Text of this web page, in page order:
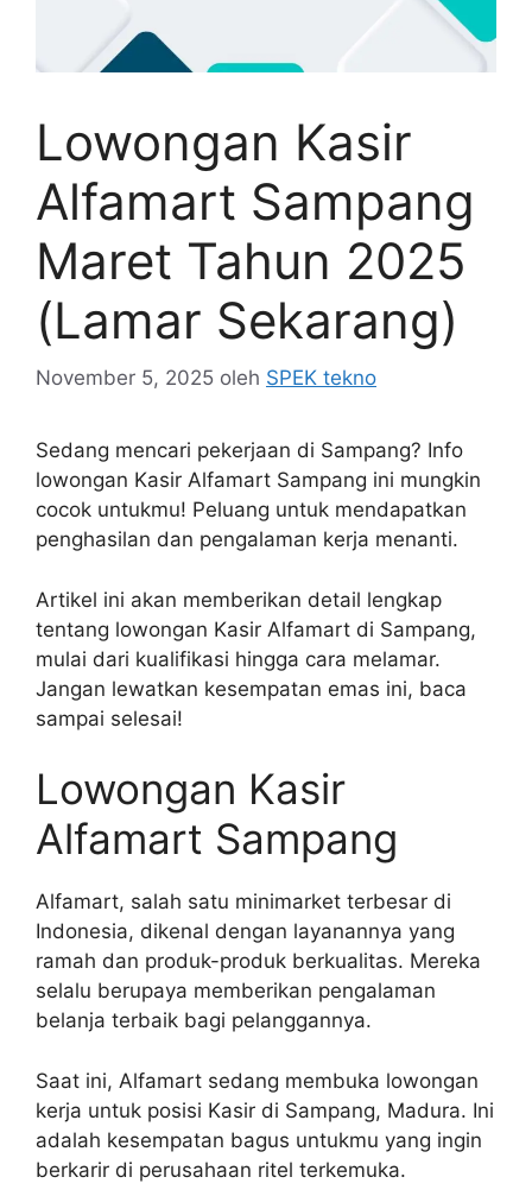
Lowongan Kasir
Alfamart Sampang
Maret Tahun 2025
(Lamar Sekarang)
November 5, 2025 oleh SPEK tekno
Sedang mencari pekerjaan di Sampang? Info
lowongan Kasir Alfamart Sampang ini mungkin
cocok untukmu! Peluang untuk mendapatkan
penghasilan dan pengalaman kerja menanti.
Artikel ini akan memberikan detail lengkap
tentang lowongan Kasir Alfamart di Sampang,
mulai dari kualifikasi hingga cara melamar.
Jangan lewatkan kesempatan emas ini, baca
sampai selesai!
Lowongan Kasir
Alfamart Sampang
Alfamart, salah satu minimarket terbesar di
Indonesia, dikenal dengan layanannya yang
ramah dan produk-produk berkualitas. Mereka
selalu berupaya memberikan pengalaman
belanja terbaik bagi pelanggannya.
Saat ini, Alfamart sedang membuka lowongan
kerja untuk posisi Kasir di Sampang, Madura. Ini
adalah kesempatan bagus untukmu yang ingin
berkarir di perusahaan ritel terkemuka.